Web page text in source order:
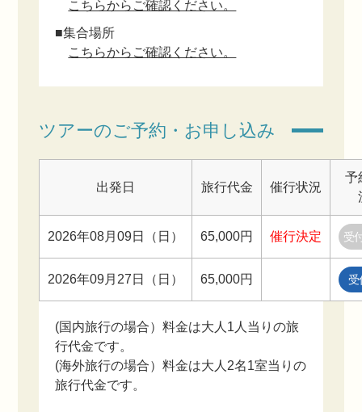
こちらからご確認ください。
■集合場所
こちらからご確認ください。
ツアーのご予約・お申し込み
出発日 旅行代金 催行状況
予
2026年08月09日（日） 65,000円 催行決定 受
2026年09月27日（日） 65,000円 受
(国内旅行の場合）料金は大人1人当りの旅
行代金です。
(海外旅行の場合）料金は大人2名1室当りの
旅行代金です。